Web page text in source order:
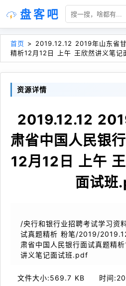
盘客吧
首页 > 2019.12.12 2019年山东省
精析12月12日 上午 王欣然讲义笔
资源详情
2019.12.12
肃省中国人民银
12月12日 上午
面试班
/央行和银行业招聘考试学习资
试真题精析 粉笔/2019/
肃省中国人民银行面试真题精
讲义笔记面试班.pdf
文件大小:569.7 KB 时间: